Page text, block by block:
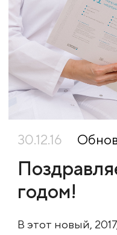
30.12.16
годом!
В этот новый,